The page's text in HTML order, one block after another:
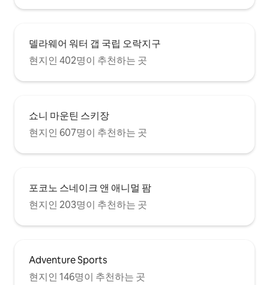
델라웨어 워터 갭 국립 오락지구
현지인 402명이 추천하는 곳
쇼니 마운틴 스키장
현지인 607명이 추천하는 곳
포코노 스네이크 앤 애니멀 팜
현지인 203명이 추천하는 곳
Adventure Sports
현지인 146명이 추천하는 곳